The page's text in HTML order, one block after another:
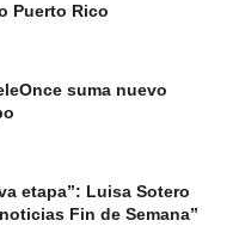
Puerto Rico
suma nuevo
etapa”: Luisa Sotero
Fin de Semana”